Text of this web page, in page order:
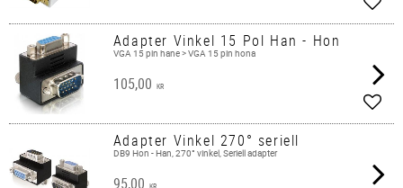
Add
Adapter Vinkel 15 Pol Han - Hon
VGA 15 pin hane > VGA 15 pin hona
105,00 KR
Add
Adapter Vinkel 270° seriell
DB9 Hon - Han, 270° vinkel, Seriell adapter
95,00 KR